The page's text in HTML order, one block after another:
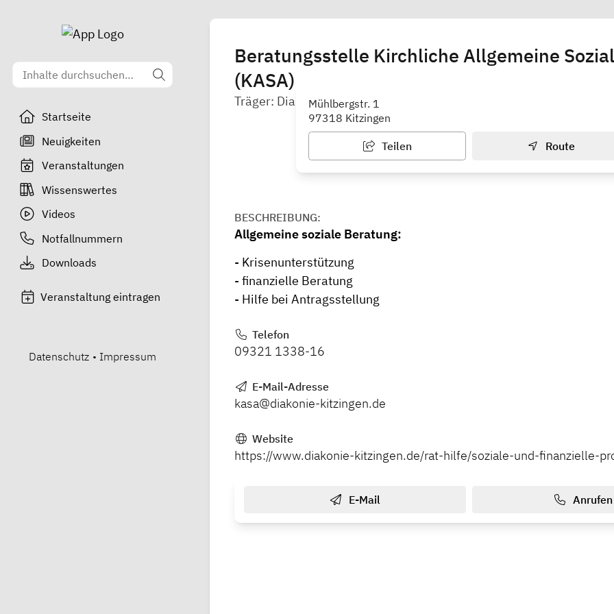
Startseite
Neuigkeiten
Veranstaltungen
Wissenswertes
Videos
Notfallnummern
Downloads
Veranstaltung eintragen
Datenschutz • Impressum
Beratungsstelle Kirchliche Allgemeine
(KASA)
Träger: Diakonisches Werk Kitzingen e. V.
Mühlbergstr. 1
97318 Kitzingen
Teilen Route
BESCHREIBUNG:
Allgemeine soziale Beratung:
- Krisenunterstützung
- finanzielle Beratung
- Hilfe bei Antragsstellung
Telefon
09321 1338-16
E-Mail-Adresse
kasa@diakonie-kitzingen.de
Website
https://www.diakonie-kitzingen.de/rat-hilfe/soziale-und-finanzielle-
E-Mail Anrufen